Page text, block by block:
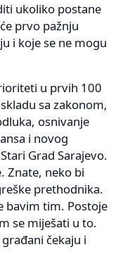
ukoliko postane
prvo pažnju
i koje se ne mogu
u prvih 100
sa zakonom,
osnivanje
i novog
Grad Sarajevo.
Znate, neko bi
prethodnika.
bavim tim. Postoje
se miješati u to.
čekaju i